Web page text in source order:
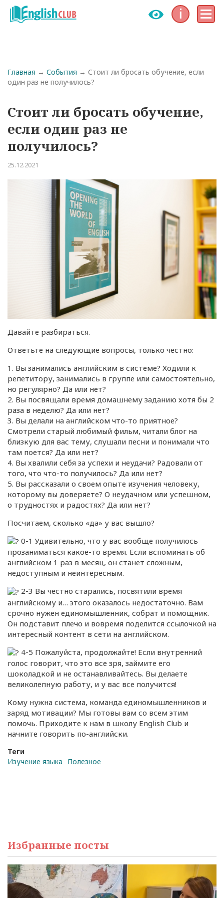
Инфо Меню
Строка навигации
Главная События
Стоит ли бросать обучение, если
один раз не получилось?
Стоит ли бросать обучение,
если один раз не
получилось?
25.12.2021
Давайте разбираться.
Ответьте на следующие вопросы, только честно:
1. Вы занимались английским в системе? Ходили к
репетитору, занимались в группе или самостоятельно,
но регулярно? Да или нет?
2. Вы посвящали время домашнему заданию хотя бы 2
раза в неделю? Да или нет?
3. Вы делали на английском что-то приятное?
Смотрели старый любимый фильм, читали блог на
близкую для вас тему, слушали песни и понимали что
там поется? Да или нет?
4. Вы хвалили себя за успехи и неудачи? Радовали от
того, что что-то получилось? Да или нет?
5. Вы рассказали о своем опыте изучения человеку,
которому вы доверяете? О неудачном или успешном,
о трудностях и радостях? Да или нет?
Посчитаем, сколько «да» у вас вышло?
0-1 Удивительно, что у вас вообще получилось
прозаниматься какое-то время. Если вспоминать об
английском 1 раз в месяц, он станет сложным,
недоступным и неинтересным.
2-3 Вы честно старались, посвятили время
английскому и… этого оказалось недостаточно. Вам
срочно нужен единомышленник, собрат и помощник.
Он подставит плечо и вовремя поделится ссылочкой на
интересный контент в сети на английском.
4-5 Пожалуйста, продолжайте! Если внутренний
голос говорит, что это все зря, займите его
шоколадкой и не останавливайтесь. Вы делаете
великолепную работу, и у вас все получится!
Кому нужна система, команда единомышленников и
заряд мотивации? Мы готовы вам со всем этим
помочь. Приходите к нам в школу English Club и
начните говорить по-английски.
Теги
Изучение языка
Полезное
Избранные посты